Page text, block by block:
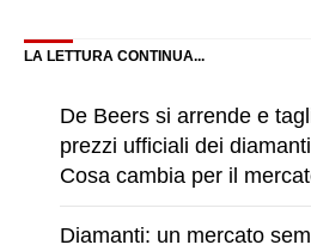
LA LETTURA CONTINUA...
De Beers si arrende e
prezzi ufficiali dei
Cosa cambia per il
Diamanti: un mercato